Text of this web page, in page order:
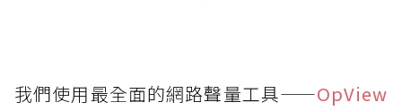
我們使用最全面的網路聲量工具——OpView